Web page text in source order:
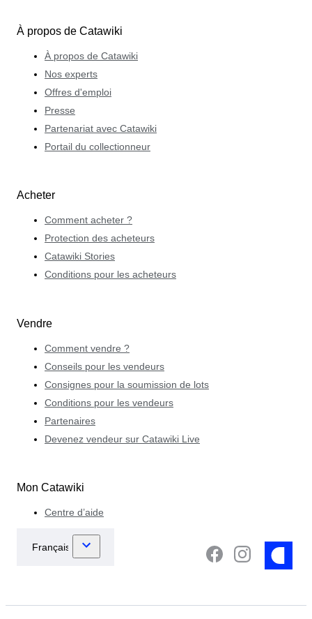
À propos de Catawiki
À propos de Catawiki
Nos experts
Offres d'emploi
Presse
Partenariat avec Catawiki
Portail du collectionneur
Acheter
Comment acheter ?
Protection des acheteurs
Catawiki Stories
Conditions pour les acheteurs
Vendre
Comment vendre ?
Conseils pour les vendeurs
Consignes pour la soumission de lots
Conditions pour les vendeurs
Partenaires
Devenez vendeur sur Catawiki Live
Mon Catawiki
Centre d’aide